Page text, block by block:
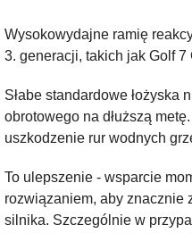
Wysokowydajne ramię
3. generacji, takich jak Golf
Słabe standardowe łożyska
obrotowego na dłuższą metę.
uszkodzenie rur wodnych
To ulepszenie - wsparcie
rozwiązaniem, aby znacznie
silnika. Szczególnie w